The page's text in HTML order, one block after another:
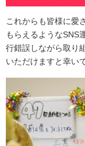
これからも皆様に愛
もらえるようなSNS
行錯誤しながら取り
いただけますと幸い